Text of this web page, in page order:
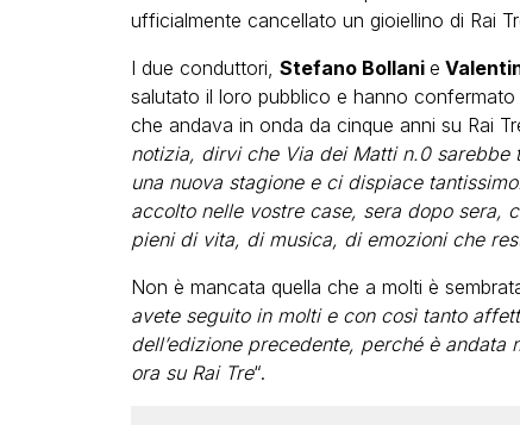
ufficialmente cancellato un gioiellino di Rai
I due conduttori, Stefano Bollani e
salutato il loro pubblico e hanno
che andava in onda da cinque anni su Rai
notizia, dirvi che Via dei Matti n.0 sarebbe
una nuova stagione e ci dispiace
accolto nelle vostre case, sera dopo sera,
pieni di vita, di musica, di emozioni che
Non è mancata quella che a molti è
avete seguito in molti e con così tanto
dell’edizione precedente, perché è
ora su Rai Tre“.